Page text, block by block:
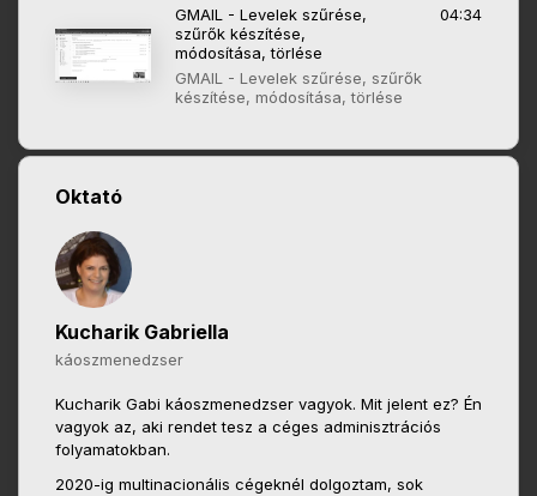
GMAIL - Levelek szűrése,
szűrők készítése,
módosítása, törlése
04:34
GMAIL - Levelek szűrése, szűrők
készítése, módosítása, törlése
Oktató
Kucharik Gabriella
káoszmenedzser
Kucharik Gabi káoszmenedzser vagyok. Mit jelent ez? Én
vagyok az, aki rendet tesz a céges adminisztrációs
folyamatokban.
2020-ig multinacionális cégeknél dolgoztam, sok